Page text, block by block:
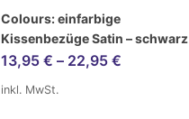
Colours: einfarbige
Kissenbezüge Satin – schwarz
13,95 € – 22,95 €
inkl. MwSt.